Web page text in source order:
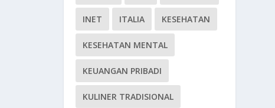
INET ITALIA KESEHATAN
KESEHATAN MENTAL
KEUANGAN PRIBADI
KULINER TRADISIONAL